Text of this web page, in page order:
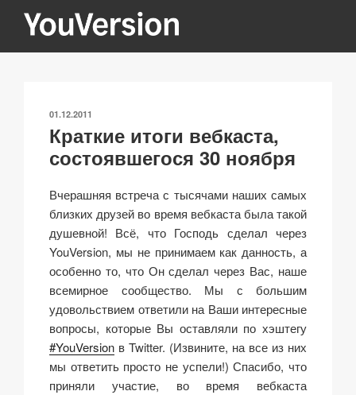
YOUVERSION
Seeking God every day.
ОПУБЛИКОВАНО
01.12.2011
Краткие итоги вебкаста,
состоявшегося 30 ноября
Вчерашняя встреча с тысячами наших самых
близких друзей во время вебкаста была такой
душевной! Всё, что Господь сделал через
YouVersion, мы не принимаем как данность, а
особенно то, что Он сделал через Вас, наше
всемирное сообщество. Мы с большим
удовольствием ответили на Ваши интересные
вопросы, которые Вы оставляли по хэштегу
#YouVersion в Twitter. (Извините, на все из них
мы ответить просто не успели!) Спасибо, что
приняли участие, во время вебкаста